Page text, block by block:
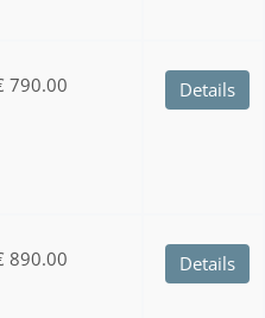
790.00 Details
890.00 Details